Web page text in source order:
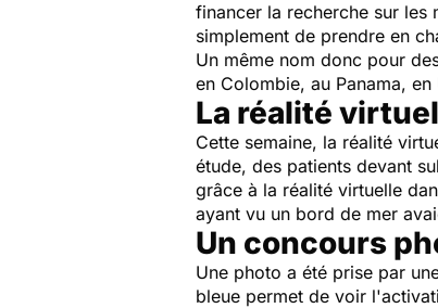
financer la recherche sur les
simplement de prendre en
Un même nom donc pour
en Colombie, au Panama,
La réalité
Cette semaine, la réalité
étude, des patients devant
grâce à la réalité virtuelle
ayant vu un bord de mer
Un concours
Une photo a été prise par
bleue permet de voir